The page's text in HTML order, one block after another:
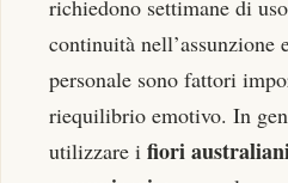
richiedono settimane di
continuità nell’assunzione
personale sono fattori
riequilibrio emotivo. In
utilizzare i fiori